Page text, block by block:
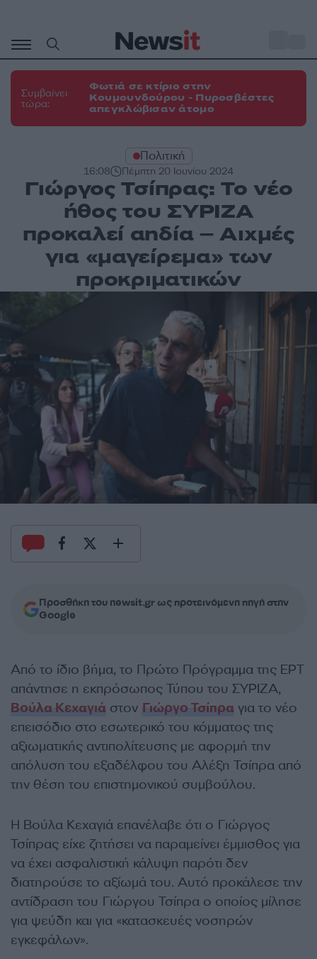
περιεχόμενο
Συμβαίνει
τώρα:
Φωτιά σε κτίριο στην
Κουμουνδούρου - Πυροσβέστες
απεγκλώβισαν άτομο
Πολιτική
16:08 Πέμπτη 20 Ιουνίου 2024
Γιώργος Τσίπρας: Το νέο
ήθος του ΣΥΡΙΖΑ
προκαλεί αηδία – Αιχμές
για «μαγείρεμα» των
προκριματικών
Προσθήκη του newsit.gr ως προτεινόμενη πηγή στην
Google
Από το ίδιο βήμα, το Πρώτο Πρόγραμμα της ΕΡΤ
απάντησε η εκπρόσωπος Τύπου του ΣΥΡΙΖΑ,
Βούλα Κεχαγιά στον Γιώργο Τσίπρα για το νέο
επεισόδιο στο εσωτερικό του κόμματος της
αξιωματικής αντιπολίτευσης με αφορμή την
απόλυση του εξαδέλφου του Αλέξη Τσίπρα από
την θέση του επιστημονικού συμβούλου.
Η Βούλα Κεχαγιά επανέλαβε ότι ο Γιώργος
Τσίπρας είχε ζητήσει να παραμείνει έμμισθος για
να έχει ασφαλιστική κάλυψη παρότι δεν
διατηρούσε το αξίωμά του. Αυτό προκάλεσε την
αντίδραση του Γιώργου Τσίπρα ο οποίος μίλησε
για ψεύδη και για «κατασκευές νοσηρών
εγκεφάλων».